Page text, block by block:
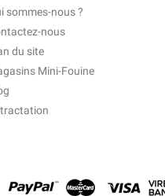
sommes-nous ?
nous
du site
Mini-Fouine